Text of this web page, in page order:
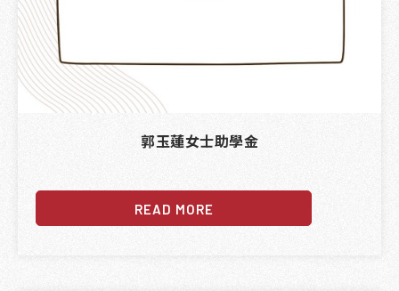
郭玉蓮女士助學金
READ MORE